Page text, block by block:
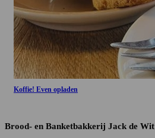
Koffie! Even opladen
Brood- en Banketbakkerij Jack de Wit